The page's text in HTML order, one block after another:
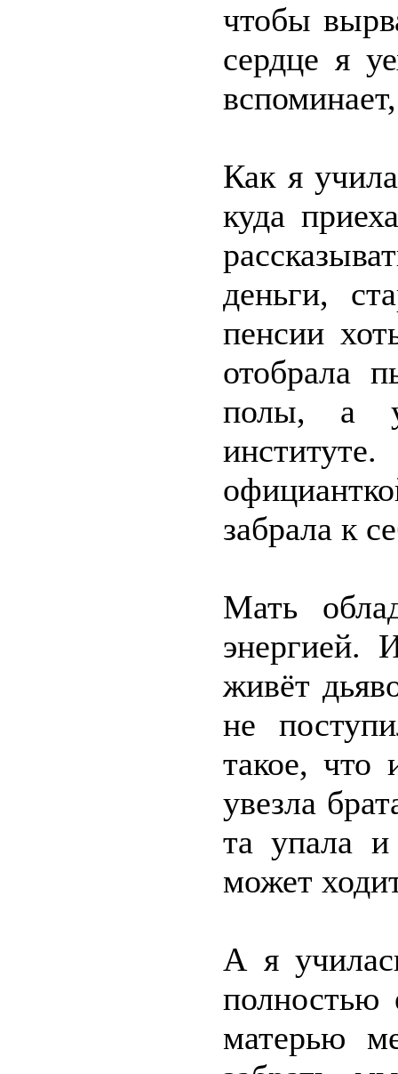
чтобы
сердце я
Как я
куда
деньги,
пенсии
отобрала
полы, а
забрала к
Мать
энергией.
живёт
не
такое, что
увезла
та упала
может
А я
полностью
матерью